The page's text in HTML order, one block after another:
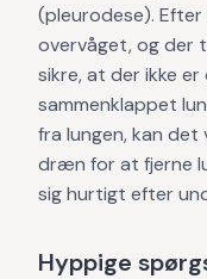
(pleurodese).
overvåget, og der
sikre, at der ikke
sammenklappet
fra lungen, kan
dræn for at fjerne
sig hurtigt efter
Hyppige